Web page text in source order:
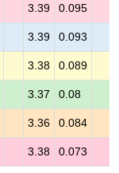
3.39 0.095
3.39 0.093
3.38 0.089
3.37 0.08
3.36 0.084
3.38 0.073